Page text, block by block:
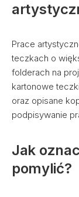
Prace
teczkach o
folderach na
kartonowe
oraz opisane
podpisywanie
Jak
pomylić?